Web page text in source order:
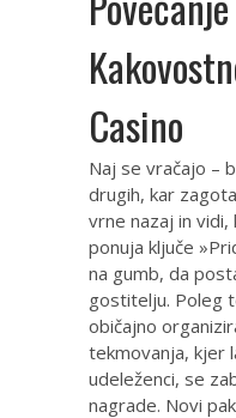
Casino
Naj se vračajo –
drugih, kar
vrne nazaj in
ponuja ključe
na gumb, da
gostitelju. Poleg
običajno
tekmovanja, kjer
udeleženci, se
nagrade. Novi